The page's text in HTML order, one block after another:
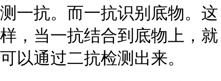
测一抗。而一抗识别底物。这
样，当一抗结合到底物上，就
可以通过二抗检测出来。